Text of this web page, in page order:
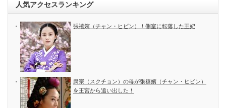
人気アクセスランキング
張禧嬪（チャン・ヒビン）！側室に転落した王妃
粛宗（スクチョン）の母が張禧嬪（チャン・ヒビン）
を王宮から追い出した！